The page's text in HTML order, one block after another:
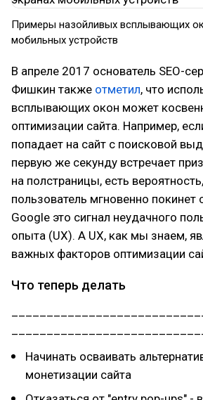
Примеры назойливых всплывающих
мобильных устройств
В апреле 2017 основатель SEO-
Фишкин также отметил, что
всплывающих окон может
оптимизации сайта. Например,
попадает на сайт с поисковой
первую же секунду встречает
на полстраницы, есть
пользователь мгновенно покинет
Google это сигнал неудачного
опыта (UX). А UX, как мы знаем,
важных факторов оптимизации
Что теперь делать
Начинать осваивать
монетизации сайта